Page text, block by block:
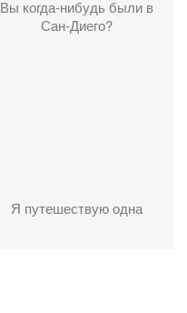
Вы когда-нибудь были в
Сан-Диего?
Я путешествую одна